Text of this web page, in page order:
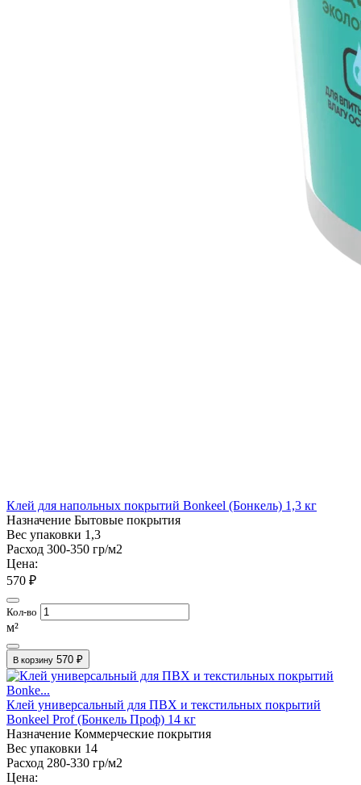
Клей для напольных покрытий Bonkeel (Бонкель) 1,3 кг
Назначение Бытовые покрытия
Вес упаковки 1,3
Расход 300-350 гр/м2
Цена:
570 ₽
Кол-во
м²
В корзину 570 ₽
Клей универсальный для ПВХ и текстильных покрытий
Bonkeel Prof (Бонкель Проф) 14 кг
Назначение Коммерческие покрытия
Вес упаковки 14
Расход 280-330 гр/м2
Цена: